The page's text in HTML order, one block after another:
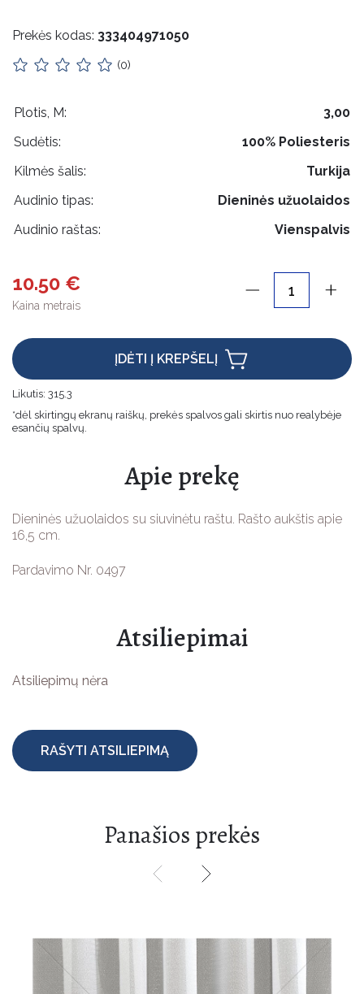
Apykaklės
Lietuviška atributika
Kalėdinės prekės
Velykinės prekės
Jūsų šventėms
Žaislų Gamybai
Apsauginės priemonės
Prekės kodas: 333404971050
(0)
Plotis, M:
3,00
Sudėtis:
100% Poliesteris
Kilmės šalis:
Turkija
Audinio tipas:
Dieninės užuolaidos
Audinio raštas:
Vienspalvis
10.50 €
Kaina metrais
ĮDĖTI Į KREPŠELĮ
Likutis: 315.3
*dėl skirtingų ekranų raiškų, prekės spalvos gali skirtis nuo realybėje
esančių spalvų.
Apie prekę
Dieninės užuolaidos su siuvinėtu raštu. Rašto aukštis apie
16,5 cm.
Pardavimo Nr. 0497
Atsiliepimai
Atsiliepimų nėra
RAŠYTI ATSILIEPIMĄ
Panašios prekės